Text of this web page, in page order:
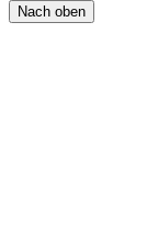
Nach oben